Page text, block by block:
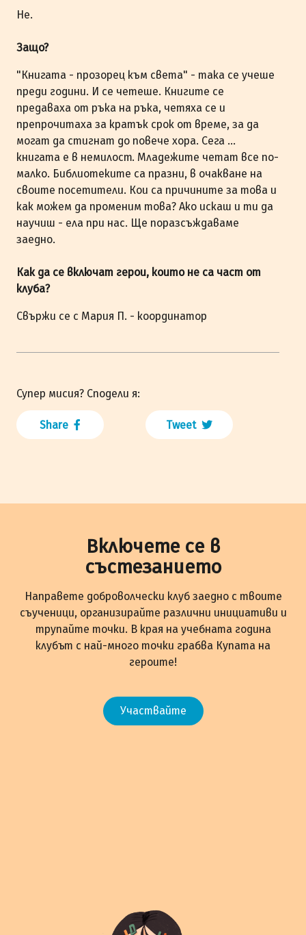
Не.
Защо?
"Книгата - прозорец към света" - така се учеше
преди години. И се четеше. Книгите се
предаваха от ръка на ръка, четяха се и
препрочитаха за кратък срок от време, за да
могат да стигнат до повече хора. Сега ...
книгата е в немилост. Младежите четат все по-
малко. Библиотеките са празни, в очакване на
своите посетители. Кои са причините за това и
как можем да променим това? Ако искаш и ти да
научиш - ела при нас. Ще поразсъждаваме
заедно.
Как да се включат герои, които не са част от
клуба?
Свържи се с Мария П. - координатор
Супер мисия? Сподели я:
Share Tweet
Включете се в
състезанието
Направете доброволчески клуб заедно с твоите
съученици, организирайте различни инициативи и
трупайте точки. В края на учебната година
клубът с най-много точки грабва Купата на
героите!
Участвайте